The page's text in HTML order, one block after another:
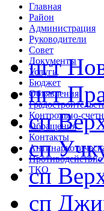
Главная
Район
Администрация
Руководители
Совет
Документы
Услуги
Бюджет
Объявления
Контрольно-
Обращения
Контакты
ТКО
пгт
пгт
сп
сп
сп
сп